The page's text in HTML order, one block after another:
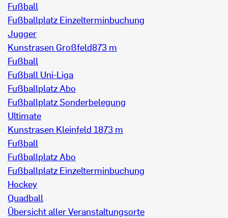
Fußball
Fußballplatz Einzelterminbuchung
Jugger
Kunstrasen Großfeld873 m
Fußball
Fußball Uni-Liga
Fußballplatz Abo
Fußballplatz Sonderbelegung
Ultimate
Kunstrasen Kleinfeld 1873 m
Fußball
Fußballplatz Abo
Fußballplatz Einzelterminbuchung
Hockey
Quadball
Übersicht aller Veranstaltungsorte